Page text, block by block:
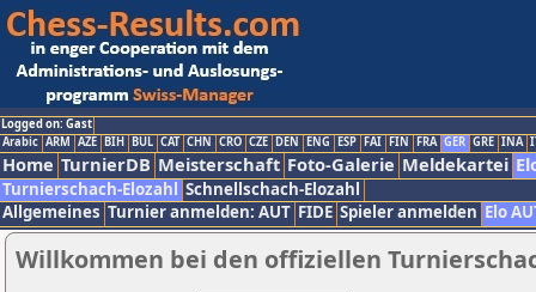
Logged on: Gast
Arabic ARM AZE BIH BUL CAT CHN CRO CZE DEN ENG ESP FAI FIN FRA GER GRE INA
Home TurnierDB Meisterschaft Foto-Galerie Meldekartei
Turnierschach-Elozahl Schnellschach-Elozahl
Allgemeines Turnier anmelden: AUT FIDE Spieler anmelden Elo
Willkommen bei den offiziellen